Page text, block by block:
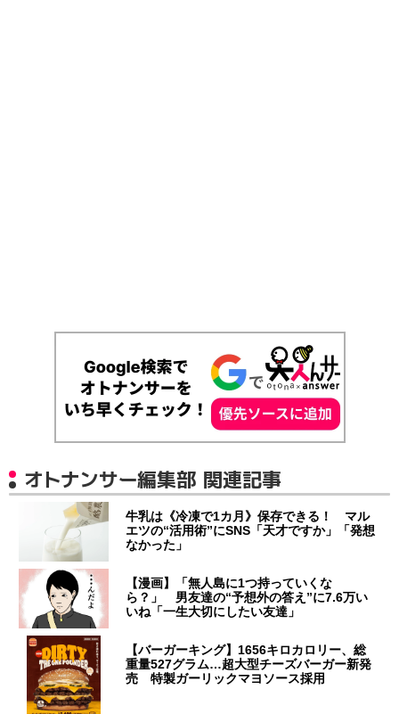
オトナンサー編集部 関連記事
牛乳は《冷凍で1カ月》保存できる！ マル
エツの“活用術”にSNS「天才ですか」「発想
なかった」
【漫画】「無人島に1つ持っていくな
ら？」 男友達の“予想外の答え”に7.6万い
いね「一生大切にしたい友達」
【バーガーキング】1656キロカロリー、総
重量527グラム…超大型チーズバーガー新発
売 特製ガーリックマヨソース採用